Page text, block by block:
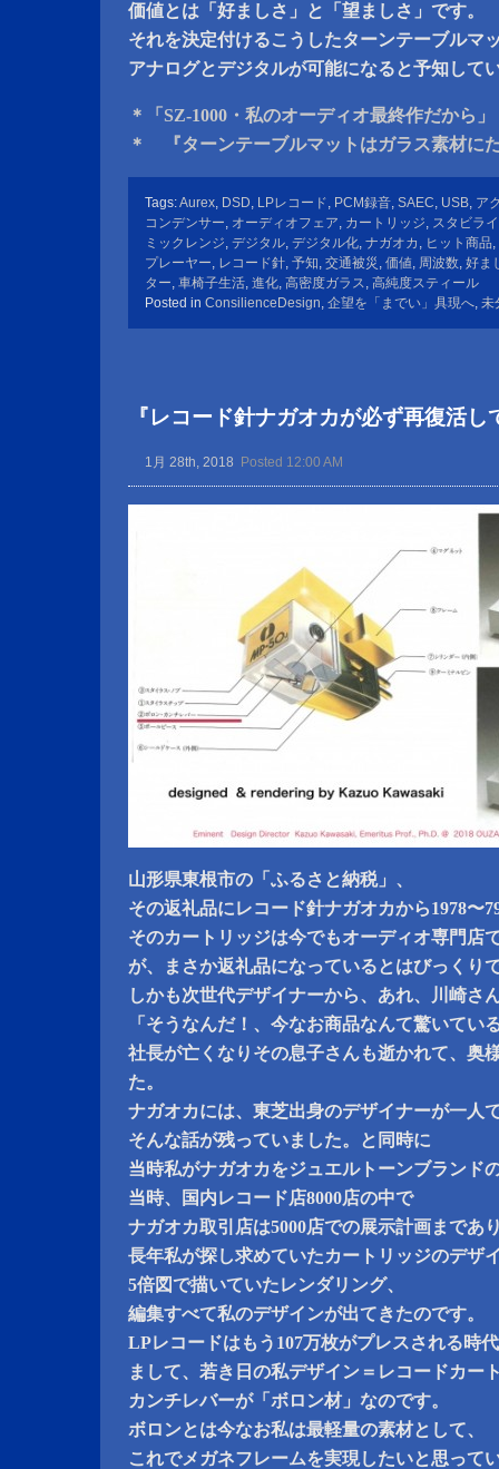
価値とは「好ましさ」と「望ましさ」です。
それを決定付けるこうしたターンテーブルマ
アナログとデジタルが可能になると予知して
＊「SZ-1000・私のオーディオ最終作だから」
＊ 『ターンテーブルマットはガラス素材に
Tags:Aurex, DSD, LPレコード, PCM録音, SAEC, USB, ア
コンデンサー, オーディオフェア, カートリッジ, スタビラ
ミックレンジ, デジタル, デジタル化, ナガオカ , ヒット商品,
プレーヤー, レコード針, 予知, 交通被災 , 価値, 周波数, 好ま
ター, 車椅子生活, 進化, 高密度ガラス, 高純度スティール
Posted in ConsilienceDesign, 企望を「までい」具現へ, 未
『レコード針ナガオカが必ず再復活
1月 28th, 2018 Posted 12:00 AM
山形県東根市の「ふるさと納税」、
その返礼品にレコード針ナガオカから1978〜
そのカートリッジは今でもオーディオ専門店
が、まさか返礼品になっているとはびっくり
しかも次世代デザイナーから、あれ、川崎さ
「そうなんだ！、今なお商品なんて驚いてい
社長が亡くなりその息子さんも逝かれて、奥
た。
ナガオカには、東芝出身のデザイナーが一人
そんな話が残っていました。と同時に
当時私がナガオカをジュエルトーンブランド
当時、国内レコード店8000店の中で
ナガオカ取引店は5000店での展示計画まであ
長年私が探し求めていたカートリッジのデザ
5倍図で描いていたレンダリング、
編集すべて私のデザインが出てきたのです。
LPレコードはもう107万枚がプレスされる時
まして、若き日の私デザイン＝レコードカー
カンチレバーが「ボロン材」なのです。
ボロンとは今なお私は最軽量の素材として、
これでメガネフレームを実現したいと思って